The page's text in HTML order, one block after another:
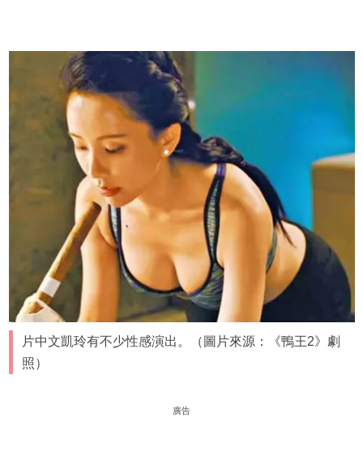
片中文凱玲有不少性感演出。（圖片來源：《鴨王2》劇
照）
廣告